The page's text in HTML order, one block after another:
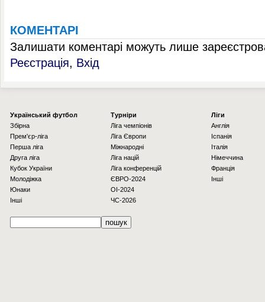
КОМЕНТАРІ
Залишати коментарі можуть лише
Реєстрація, Вхід
Українcький футбол
Збірна
Прем'єр-ліга
Перша ліга
Друга ліга
Кубок України
Молодіжка
Юнаки
Інші
Турніри
Ліга чемпіонів
Ліга Європи
Міжнародні
Ліга націй
Ліга конференцій
ЄВРО-2024
OI-2024
ЧС-2026
Ліги
Англія
Іспанія
Італія
Німеччина
Франція
Інші